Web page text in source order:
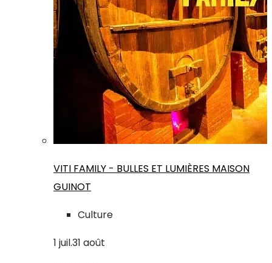
VITI FAMILY - BULLES ET LUMIÈRES MAISON
GUINOT
Culture
1 juil.31 août